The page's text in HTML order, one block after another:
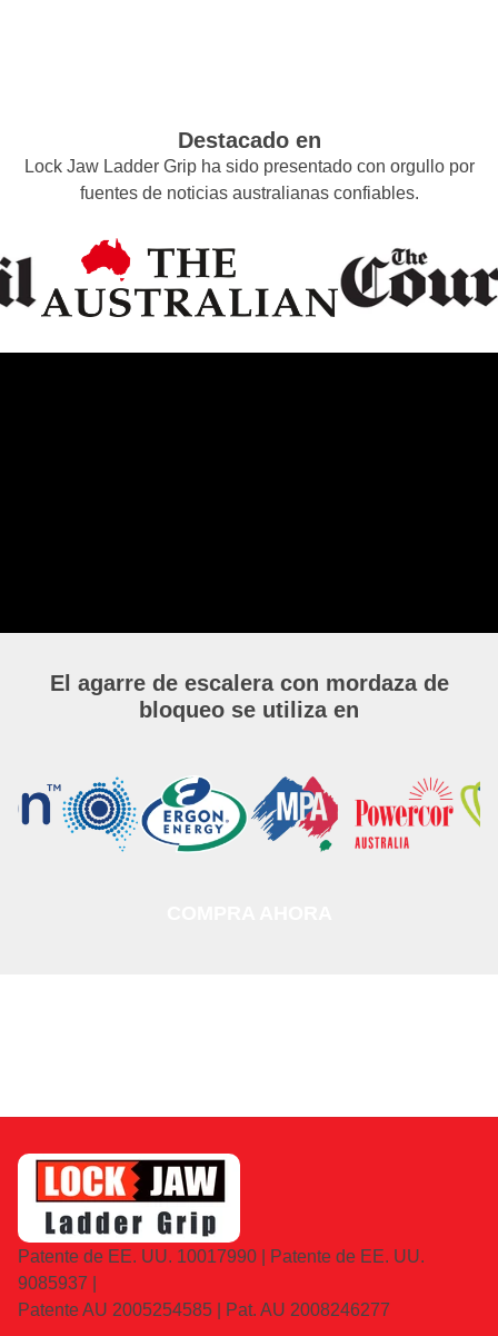
Destacado en
Lock Jaw Ladder Grip ha sido presentado con orgullo por
fuentes de noticias australianas confiables.
El agarre de escalera con mordaza de
bloqueo se utiliza en
Patente de EE. UU. 10017990 | Patente de EE. UU.
9085937 |
Patente AU 2005254585 | Pat. AU 2008246277